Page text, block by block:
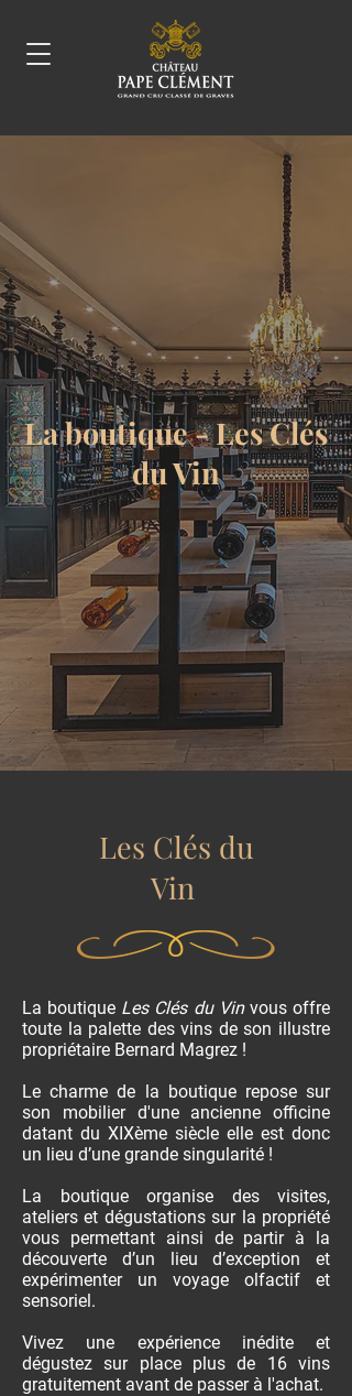
La boutique - Les Clés
du Vin
Les Clés du
Vin
La boutique Les Clés du Vinvous offre
toute la palette des vins de son illustre
propriétaire Bernard Magrez !
Le charme de la boutique repose sur
son mobilier d'une ancienne officine
datant du XIXème siècle elle est donc
un lieu d’une grande singularité !
La boutique organise des visites,
ateliers et dégustations sur la propriété
vous permettant ainsi de partir à la
découverte d’un lieu d’exception et
expérimenter un voyage olfactif et
sensoriel.
Vivez une expérience inédite et
dégustez sur place plus de 16 vins
gratuitement avant de passer à l'achat.